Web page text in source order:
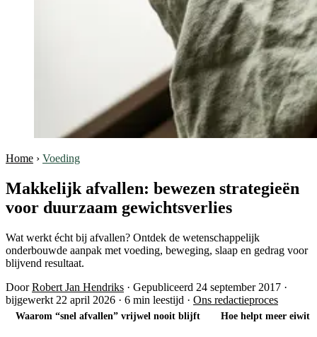
Home › Voeding
Makkelijk afvallen: bewezen strategieën
voor duurzaam gewichtsverlies
Wat werkt écht bij afvallen? Ontdek de wetenschappelijk
onderbouwde aanpak met voeding, beweging, slaap en gedrag voor
blijvend resultaat.
DoorRobert Jan Hendriks · Gepubliceerd 24 september 2017 ·
bijgewerkt 22 april 2026 · 6 min leestijd · Ons redactieproces
Waarom “snel afvallen” vrijwel nooit blijft Hoe helpt meer eiwit